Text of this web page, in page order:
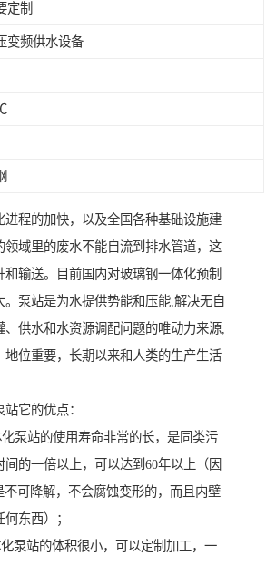
定制
变频供水设备
进程的加快，以及全国各种基础设施建
领域里的废水不能自流到排水管道，这
和输送。目前国内对玻璃钢一体化预制
。泵站是为水提供势能和压能,解决无自
、供水和水资源调配问题的唯动力来源,
地位重要，长期以来和人类的生产生活
它的优点：
泵站的使用寿命非常的长，是同类污
间的一倍以上，可以达到60年以上（因
不可降解，不会腐蚀变形的，而且内壁
东西）；
泵站的体积很小，可以定制加工，一